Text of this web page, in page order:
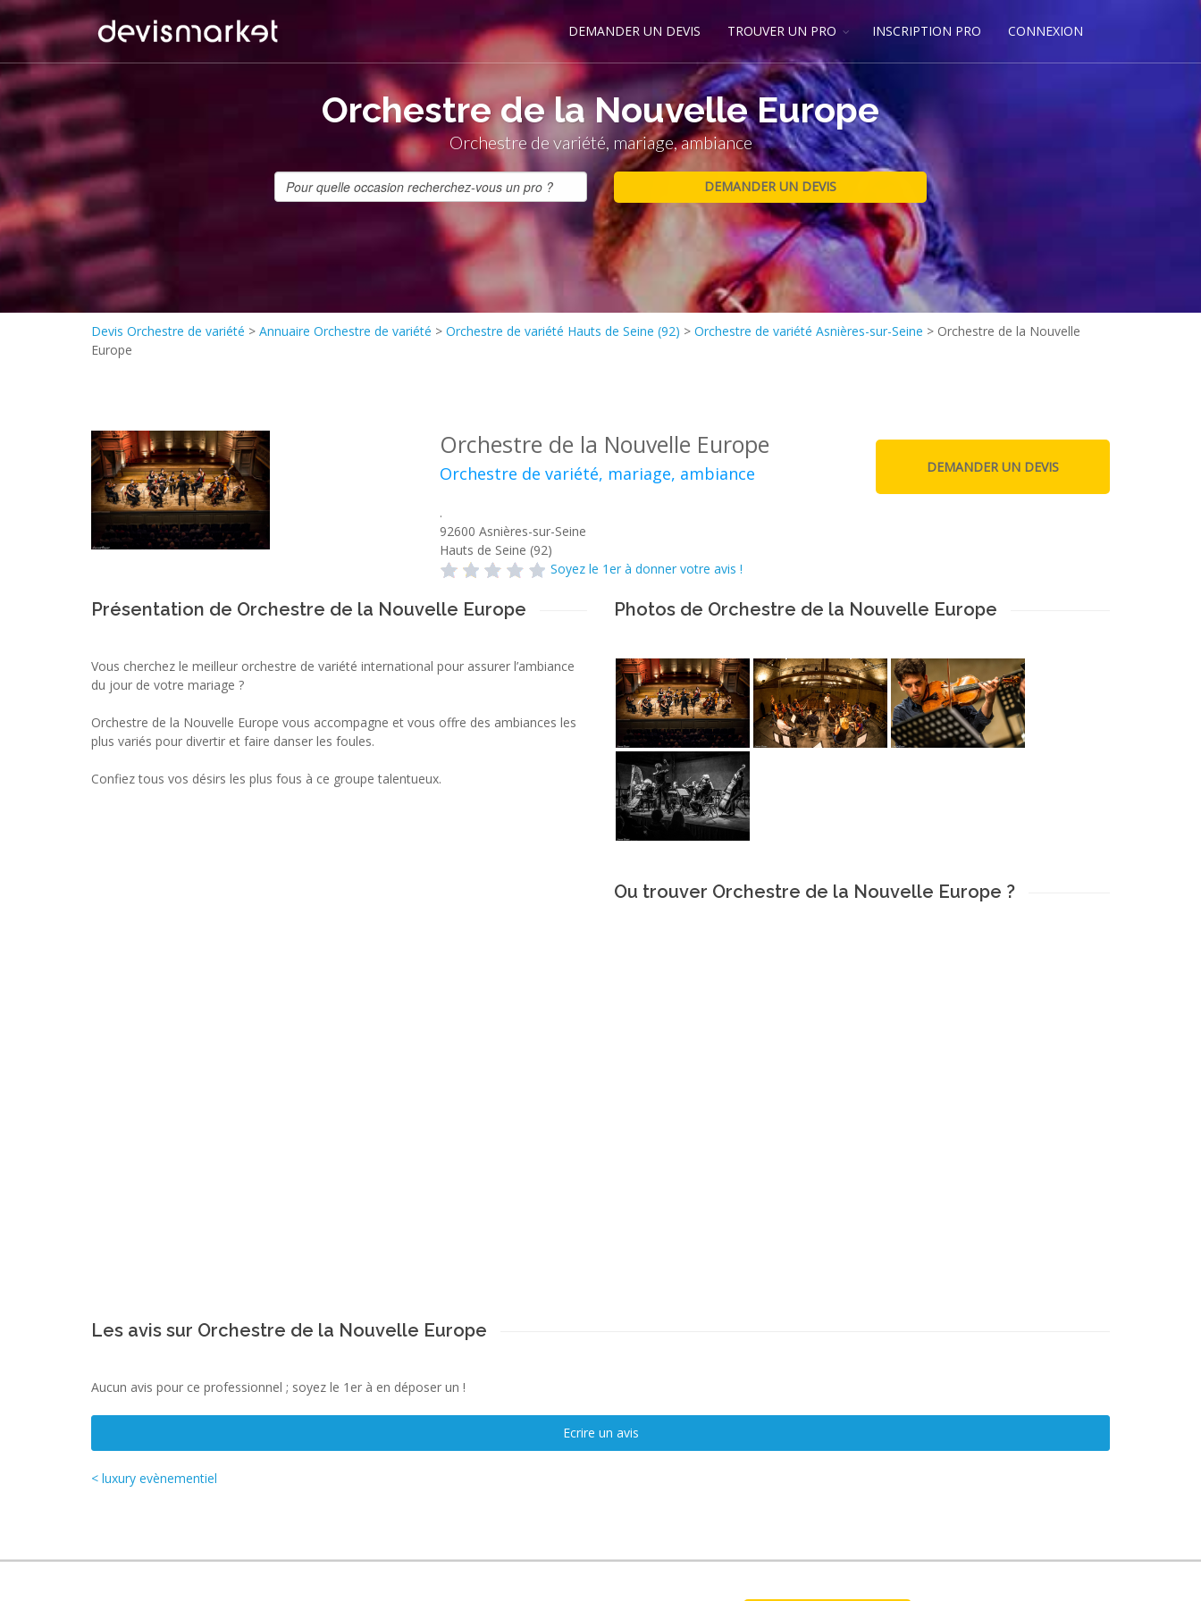
DEMANDER UN DEVIS TROUVER UN PRO INSCRIPTION PRO CONNEXION
Orchestre de la Nouvelle Europe
Orchestre de variété, mariage, ambiance
Devis Orchestre de variété > Annuaire Orchestre de variété > Orchestre de variété Hauts de Seine (92) > Orchestre de variété Asnières-sur-Seine > Orchestre de la Nouvelle
Europe
Orchestre de la Nouvelle Europe
Orchestre de variété, mariage, ambiance
.
92600 Asnières-sur-Seine
Hauts de Seine (92)
Soyez le 1er à donner votre avis !
Présentation de Orchestre de la Nouvelle Europe
Vous cherchez le meilleur orchestre de variété international pour assurer l’ambiance
du jour de votre mariage ?
Orchestre de la Nouvelle Europe vous accompagne et vous offre des ambiances les
plus variés pour divertir et faire danser les foules.
Confiez tous vos désirs les plus fous à ce groupe talentueux.
Photos de Orchestre de la Nouvelle Europe
Ou trouver Orchestre de la Nouvelle Europe ?
Les avis sur Orchestre de la Nouvelle Europe
Aucun avis pour ce professionnel ; soyez le 1er à en déposer un !
Ecrire un avis
< luxury evènementiel